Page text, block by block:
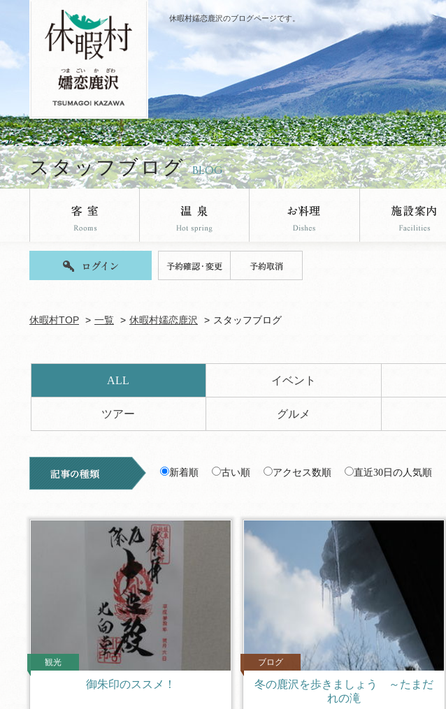
休暇村嬬恋鹿沢のブログページです。
スタッフブログ BLOG
休暇村TOP 一覧 休暇村嬬恋鹿沢 スタッフブログ
ALL イベント
ツアー グルメ
新着順 古い順 アクセス数順 直近30日の人気順
観光
御朱印のススメ！
ブログ
冬の鹿沢を歩きましょう ～たまだ
れの滝